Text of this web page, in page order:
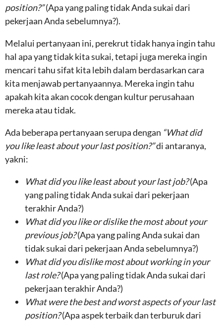
position?”(Apa yang paling tidak Anda sukai dari
pekerjaan Anda sebelumnya?).
Melalui pertanyaan ini, perekrut tidak hanya ingin tahu
hal apa yang tidak kita sukai, tetapi juga mereka ingin
mencari tahu sifat kita lebih dalam berdasarkan cara
kita menjawab pertanyaannya. Mereka ingin tahu
apakah kita akan cocok dengan kultur perusahaan
mereka atau tidak.
Ada beberapa pertanyaan serupa dengan “What did
you like least about your last position?”di antaranya,
yakni:
What did you like least about your last job?(Apa
yang paling tidak Anda sukai dari pekerjaan
terakhir Anda?)
What did you like or dislike the most about your
previous job?(Apa yang paling Anda sukai dan
tidak sukai dari pekerjaan Anda sebelumnya?)
What did you dislike most about working in your
last role?(Apa yang paling tidak Anda sukai dari
pekerjaan terakhir Anda?)
What were the best and worst aspects of your last
position?(Apa aspek terbaik dan terburuk dari